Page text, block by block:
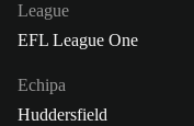
League
EFL League One
Echipa
Huddersfield